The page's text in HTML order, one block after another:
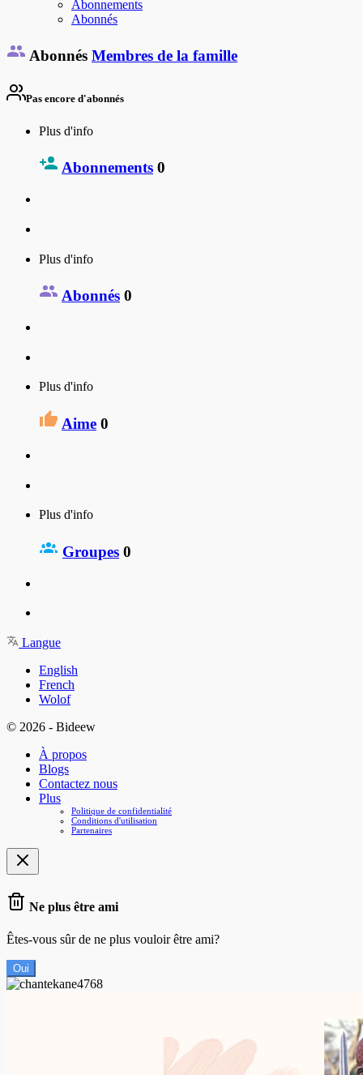
Abonnements
Abonnés
Abonnés Membres de la famille
Pas encore d'abonnés
Plus d'info
Abonnements 0
Plus d'info
Abonnés 0
Plus d'info
Aime 0
Plus d'info
Groupes 0
Langue
English
French
Wolof
© 2026 - Bideew
À propos
Blogs
Contactez nous
Plus
Politique de confidentialité
Conditions d'utilisation
Partenaires
Ne plus être ami
Êtes-vous sûr de ne plus vouloir être ami?
Oui